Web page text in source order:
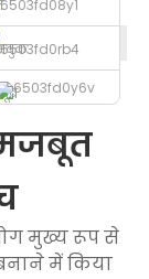
मुख्य रूप से
में किया